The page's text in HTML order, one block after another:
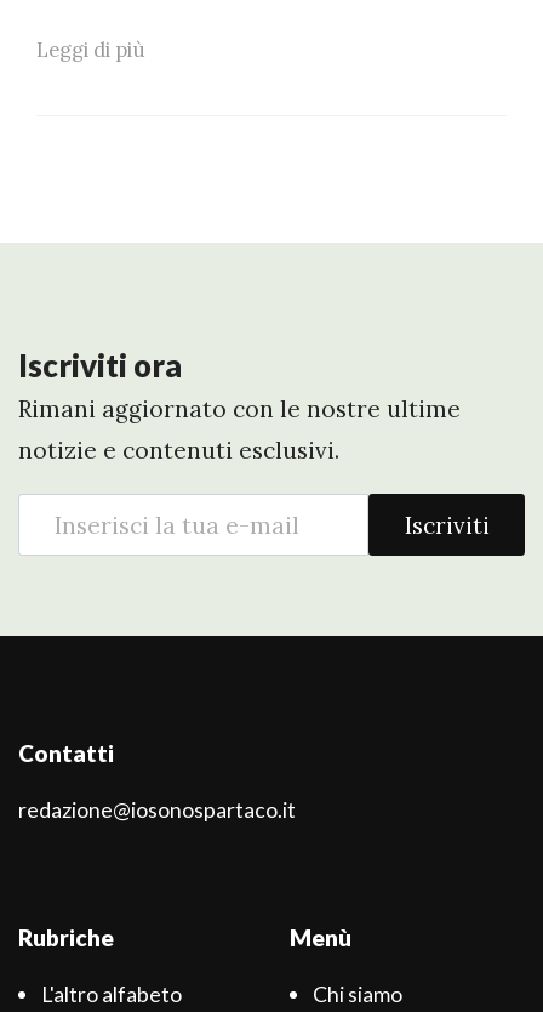
Leggi di più
Iscriviti ora
Rimani aggiornato con le nostre ultime
notizie e contenuti esclusivi.
Iscriviti
Contatti
redazione@iosonospartaco.it
Rubriche
L'altro alfabeto
Menù
Chi siamo